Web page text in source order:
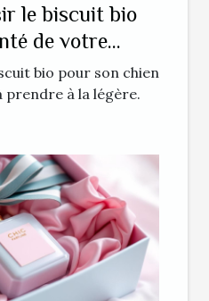
le biscuit bio
de votre
bio pour son chien
prendre à la légère.